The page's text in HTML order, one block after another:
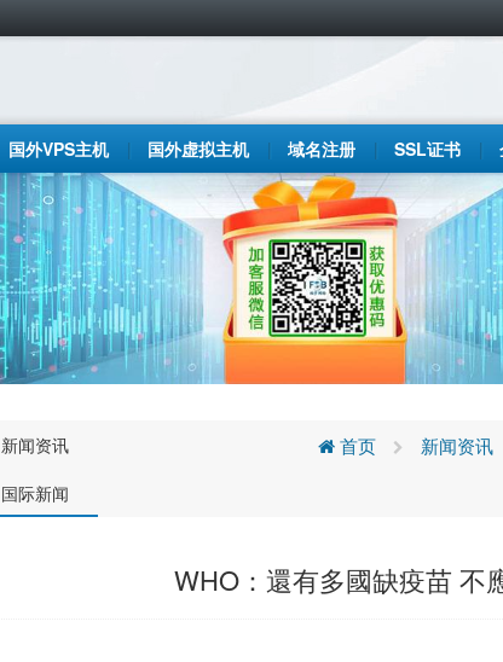
国外VPS主机 国外虚拟主机 域名注册 SSL证书
新闻资讯
国际新闻
首页 新闻资讯
WHO：還有多國缺疫苗 不